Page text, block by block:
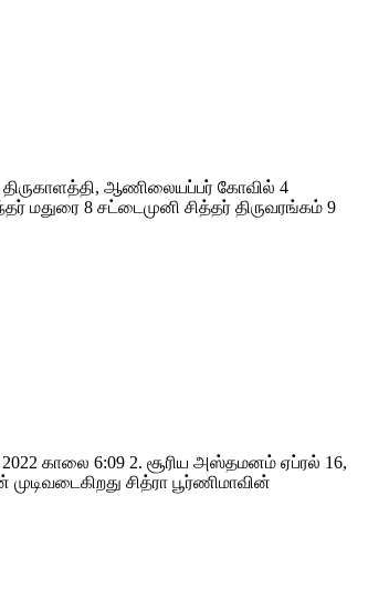
திருகாளத்தி, ஆணிலையப்பர் கோவில் 4
மதுரை 8 சட்டைமுனி சித்தர் திருவரங்கம் 9
2022 காலை 6:09 2. சூரிய அஸ்தமனம் ஏப்ரல் 16,
சித்ரா பூர்ணிமாவின்